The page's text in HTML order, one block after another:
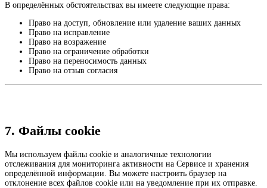
В определённых обстоятельствах вы имеете следующие права:
Право на доступ, обновление или удаление ваших данных
Право на исправление
Право на возражение
Право на ограничение обработки
Право на переносимость данных
Право на отзыв согласия
7. Файлы cookie
Мы используем файлы cookie и аналогичные технологии
отслеживания для мониторинга активности на Сервисе и хранения
определённой информации. Вы можете настроить браузер на
отклонение всех файлов cookie или на уведомление при их отправке.